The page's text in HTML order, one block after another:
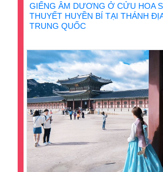
GIẾNG ÂM DƯƠNG Ở CỬU HOA
THUYẾT HUYỀN BÍ TẠI THÁNH
TRUNG QUỐC